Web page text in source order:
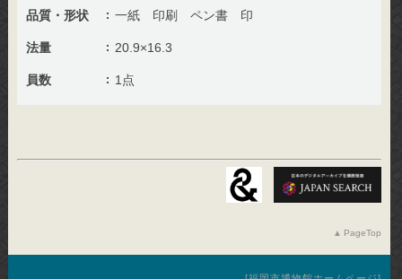
品質・形状 一紙 印刷 ペン書 印
法量 20.9×16.3
員数 1点
PageTop